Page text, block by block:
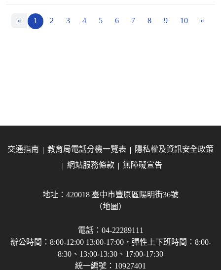
« 1 2 3 4 5 6 7 8 9 10 »
交通指南 教育局電話分機一覽表
隱私權及資訊安全政策
網站服務條款
無障礙宣告
地址：420018 臺中市豐原區陽明街36號
（地圖）
電話：04-22289111
辦公時間：8:00-12:00 13:00-17:00，彈性上下班時間：8:00-
8:30、13:00-13:30、17:00-17:30
統一編號：10927401